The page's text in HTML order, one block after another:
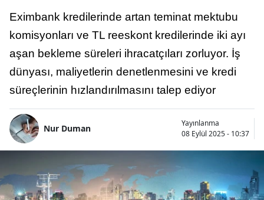
Eximbank kredilerinde artan teminat mektubu
komisyonları ve TL reeskont kredilerinde iki ayı
aşan bekleme süreleri ihracatçıları zorluyor. İş
dünyası, maliyetlerin denetlenmesini ve kredi
süreçlerinin hızlandırılmasını talep ediyor
Nur Duman
Yayınlanma
08 Eylül 2025 - 10:37